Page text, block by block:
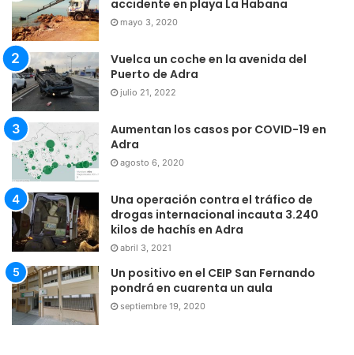
accidente en playa La Habana
mayo 3, 2020
Vuelca un coche en la avenida del
Puerto de Adra
julio 21, 2022
Aumentan los casos por COVID-19 en
Adra
agosto 6, 2020
Una operación contra el tráfico de
drogas internacional incauta 3.240
kilos de hachís en Adra
abril 3, 2021
Un positivo en el CEIP San Fernando
pondrá en cuarenta un aula
septiembre 19, 2020